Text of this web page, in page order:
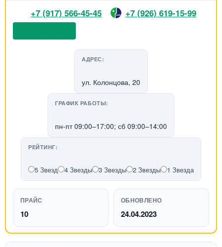
+7 (917) 566-45-45 +7 (926) 619-15-99
АДРЕС:
ул. Колонцова, 20
ГРАФИК РАБОТЫ:
пн-пт 09:00–17:00; сб 09:00–14:00
РЕЙТИНГ:
5 Звезд 4 Звезды 3 Звезды 2 Звезды 1 Звезда
ПРАЙС
10
ОБНОВЛЕНО
24.04.2023